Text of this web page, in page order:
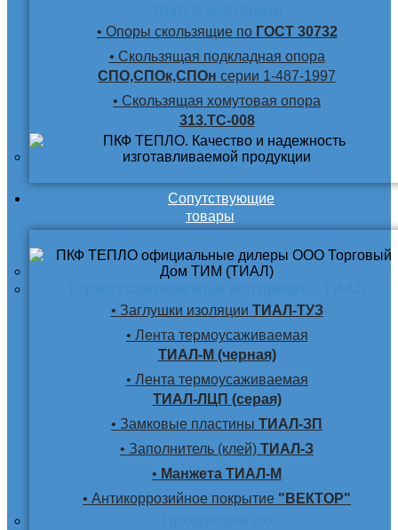
• Опоры скользящие по ГОСТ 30732
• Скользящая подкладная опора
СПО,СПОк,СПОн серии 1-487-1997
• Скользящая хомутовая опора
313.ТС-008
Сопутствующие
товары
• Заглушки изоляции ТИАЛ-ТУЗ
• Лента термоусаживаемая
ТИАЛ-М (черная)
• Лента термоусаживаемая
ТИАЛ-ЛЦП (серая)
• Замковые пластины ТИАЛ-ЗП
• Заполнитель (клей) ТИАЛ-З
• Манжета ТИАЛ-М
• Антикоррозийное покрытие "ВЕКТОР"